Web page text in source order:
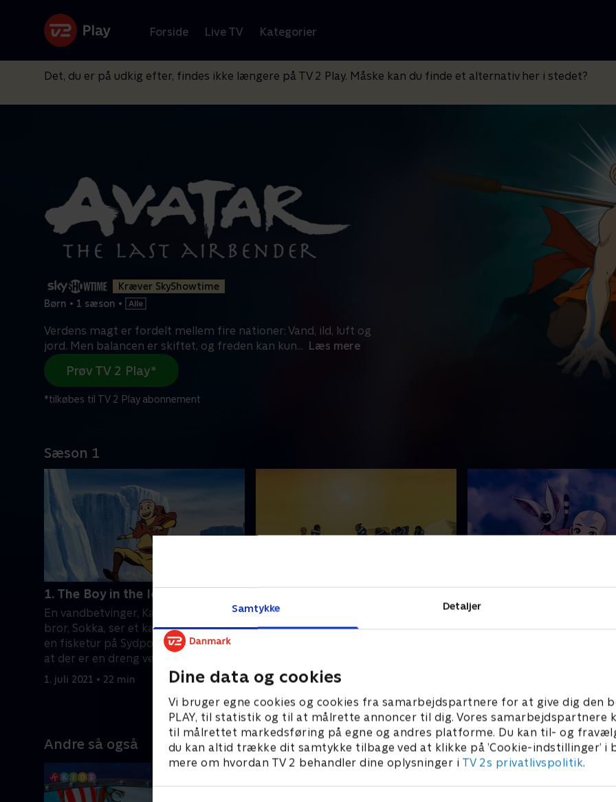
Samtykke Detaljer
Dine data og cookies
Vi bruger egne cookies og cookies fra samarbejdspartnere for at give dig den
PLAY, til statistik og til at målrette annoncer til dig. Vores samarbejdspartnere
til målrettet markedsføring på egne og andres platforme. Du kan til- og
du kan altid trække dit samtykke tilbage ved at klikke på ’Cookie-indstillinger’ i
mere om hvordan TV 2 behandler dine oplysninger i TV 2s privatlivspolitik.
Forside Live TV Kategorier
Det, du er på udkig efter, findes ikke længere på TV 2 Play. Måske kan du finde et alternativ her i stedet?
Kræver SkyShowtime
Børn • 1 sæson •
Verdens magt er fordelt mellem fire nationer: Vand, ild, luft og
jord. Men balancen er skiftet, og freden kan kun... Læs mere
Prøv TV 2 Play*
*tilkøbes til TV 2 Play abonnement
Sæson 1
1. The Boy in the Iceberg
En vandbetvinger, Katara, og hendes
bror, Sokka, ser et kæmpe isbjerg på
en fisketur på Sydpolen. De opdager,
at der er en dreng ved navn Aang,
indeni bjerget.
1. juli 2021 • 22 min
Ved et uheld udløser Aang en af
Ildlandets fælder, og han forvises fra
fange Avataren.
1. juli 2021 • 21 min
Aang er ivrig efter at vise
Andre så også